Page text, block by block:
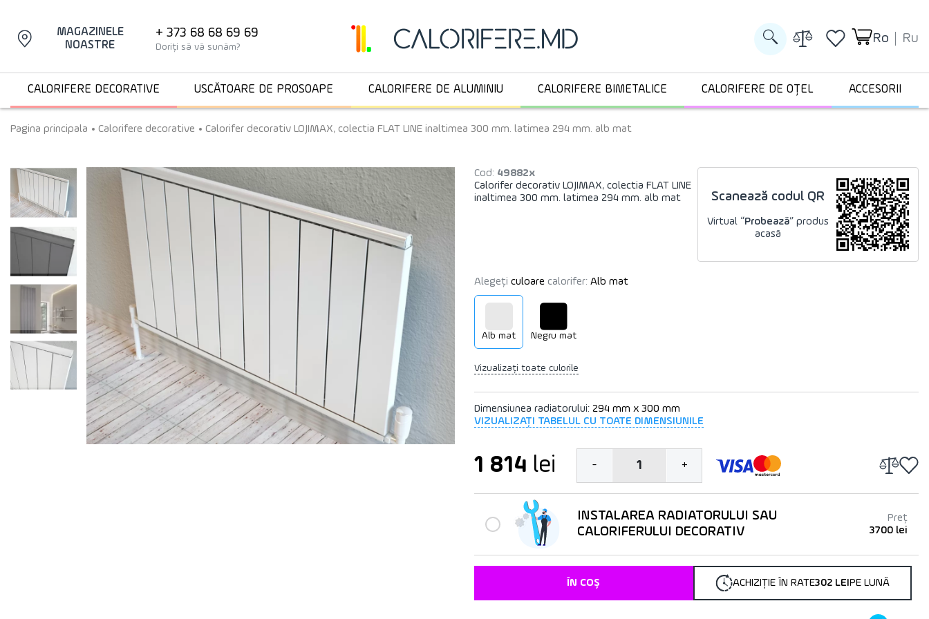
MAGAZINELE
NOASTRE
+ 373 68 68 69 69
Doriți să vă sunăm?
Ro Ru
CALORIFERE DECORATIVE USCĂTOARE DE PROSOAPE CALORIFERE DE ALUMINIU CALORIFERE BIMETALICE CALORIFERE DE OȚEL ACCESORII
Pagina principala Calorifere decorative Calorifer decorativ LOJIMAX, colectia FLAT LINE inaltimea 300 mm. latimea 294 mm. alb mat
Cod: 49882x
Calorifer decorativ LOJIMAX, colectia FLAT LINE
inaltimea 300 mm. latimea 294 mm. alb mat
Scanează codul QR
Virtual “Probează” produs
acasă
Alegeți culoare calorifer: Alb mat
Alb mat Negru mat
Vizualizați toate culorile
Dimensiunea radiatorului: 294 mm x 300 mm
VIZUALIZAȚI TABELUL CU TOATE DIMENSIUNILE
1 814 lei - 1 +
INSTALAREA RADIATORULUI SAU
CALORIFERULUI DECORATIV
Preț
3700 lei
ÎN COȘ ACHIZIȚIE ÎN RATE302 LEIPE LUNĂ